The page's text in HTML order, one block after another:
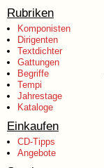
Rubriken
Komponisten
Dirigenten
Textdichter
Gattungen
Begriffe
Tempi
Jahrestage
Kataloge
Einkaufen
CD-Tipps
Angebote